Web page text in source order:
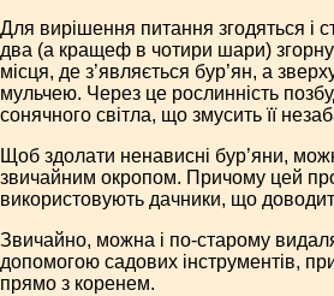
Для вирішення питання згодяться і
два (а кращеф в чотири шари)
місця, де з’являється бур’ян, а
мульчею. Через це рослинність
сонячного світла, що змусить її
Щоб здолати ненависні бур’яни,
звичайним окропом. Причому цей
використовують дачники, що
Звичайно, можна і по-старому
допомогою садових інструментів,
прямо з коренем.